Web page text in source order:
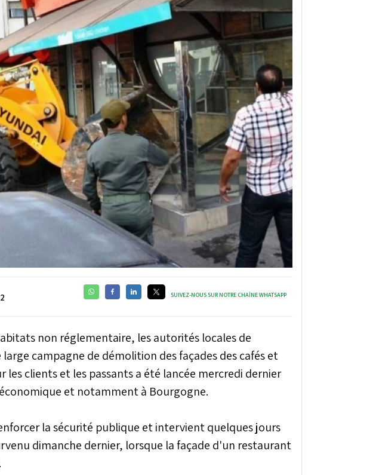
SUIVEZ-NOUS SUR NOTRE CHAÎNE WHATSAPP
non réglementaire, les autorités locales de
campagne de démolition des façades des cafés et
clients et les passants a été lancée mercredi dernier
et notamment à Bourgogne.
la sécurité publique et intervient quelques jours
dimanche dernier, lorsque la façade d'un restaurant